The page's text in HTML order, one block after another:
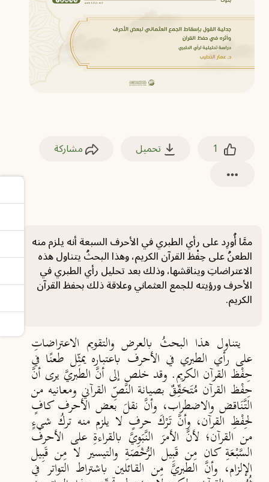
1 تحميل مشاركة
‏ممَّا أُورِد على رأي الطبري في الأحرف السبعة أنه يلزم منه
الطعنُ على حِفْظ القرآن الكريم، وهذا البحثُ يتناول هذه
الاعتراضاتِ ويناقشها، وذلك بعد تحليل رأي الطبري في
الأحرف ورؤيته للجمع العثماني وعلاقة ذلك بحفظ القرآن
الكريم.
يتناول هذا البحثُ بالعرض والتقويم الاعتراضاتِ
على رأي الطبري في الأحرف باعتباره يمثِّل طعنًا في
حِفْظ ‏القرآن الكريم. وقد خلص إلى أنَّ الطبريَّ يرى أنَّ
حِفْظ القرآن مُتَحَقِّقٌ بصيانة النَّصِّ القرآني ومعانيه من
‏التَّنَاقض والاضطراب، وأنَّ نقلَ بعض الأحرف كافٍ
لحِفْظِ القرآن، وأنَّ تَرْكَ حرفٍ لا يلزم منه تركُ شيءٍ
‏من القرآن؛ لأنَّ الأمرَ النَّبَوِيَّ بالقراءةِ على الأحرف
السَّبْعَةِ كان مِن قَبِيل الرُّخْصَةِ والتيسير لا مِن قَبِيل
الإلزام، ‏وأنَّ الطبريَّ مِن القائلين باشتراط التواتر في